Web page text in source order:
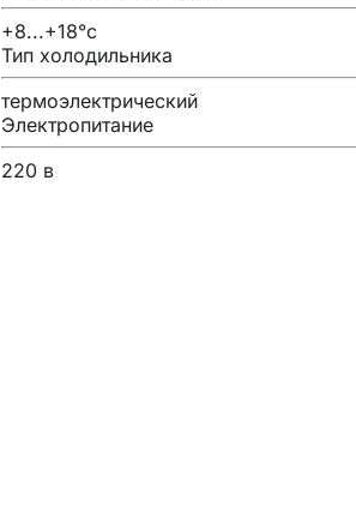
+8...+18°c
Тип холодильника
термоэлектрический
Электропитание
220 в